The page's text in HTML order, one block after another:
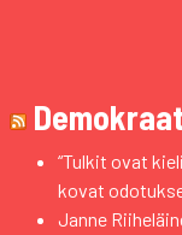
“Tulkit ovat
kovat
Janne